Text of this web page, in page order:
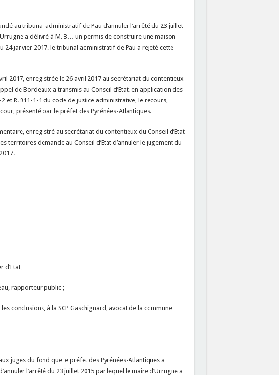
au tribunal administratif de Pau d’annuler l’arrêté du 23 juillet
a délivré à M. B… un permis de construire une maison
24 janvier 2017, le tribunal administratif de Pau a rejeté cette
2017, enregistrée le 26 avril 2017 au secrétariat du contentieux
de Bordeaux a transmis au Conseil d’Etat, en application des
et R. 811-1-1 du code de justice administrative, le recours,
présenté par le préfet des Pyrénées-Atlantiques.
enregistré au secrétariat du contentieux du Conseil d’Etat
territoires demande au Conseil d’Etat d’annuler le jugement du
d’Etat,
rapporteur public ;
conclusions, à la SCP Gaschignard, avocat de la commune
juges du fond que le préfet des Pyrénées-Atlantiques a
l’arrêté du 23 juillet 2015 par lequel le maire d’Urrugne a